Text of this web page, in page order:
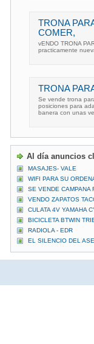
TRONA
COMER,
vENDO TRONA
practicamente
TRONA
Se vende trona
posiciones para
banera con unas
Al día anuncios
MASAJES- VALE
WIFI PARA SU
SE VENDE CAMPANA
VENDO ZAPATOS
CULATA 4V YAMAHA
BICICLETA BTWIN
RADIOLA - EDR
EL SILENCIO DEL